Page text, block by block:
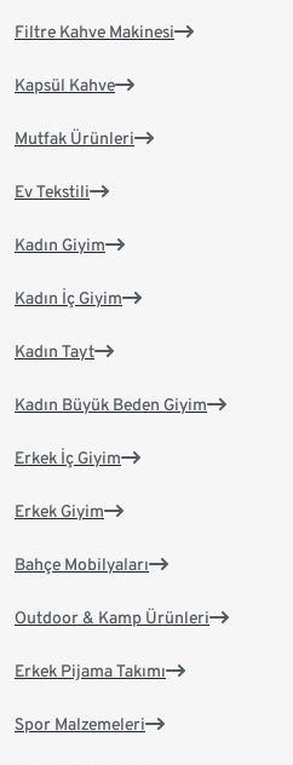
Filtre Kahve Makinesi
Kapsül Kahve
Mutfak Ürünleri
Ev Tekstili
Kadın Giyim
Kadın İç Giyim
Kadın Tayt
Kadın Büyük Beden Giyim
Erkek İç Giyim
Erkek Giyim
Bahçe Mobilyaları
Outdoor & Kamp Ürünleri
Erkek Pijama Takımı
Spor Malzemeleri